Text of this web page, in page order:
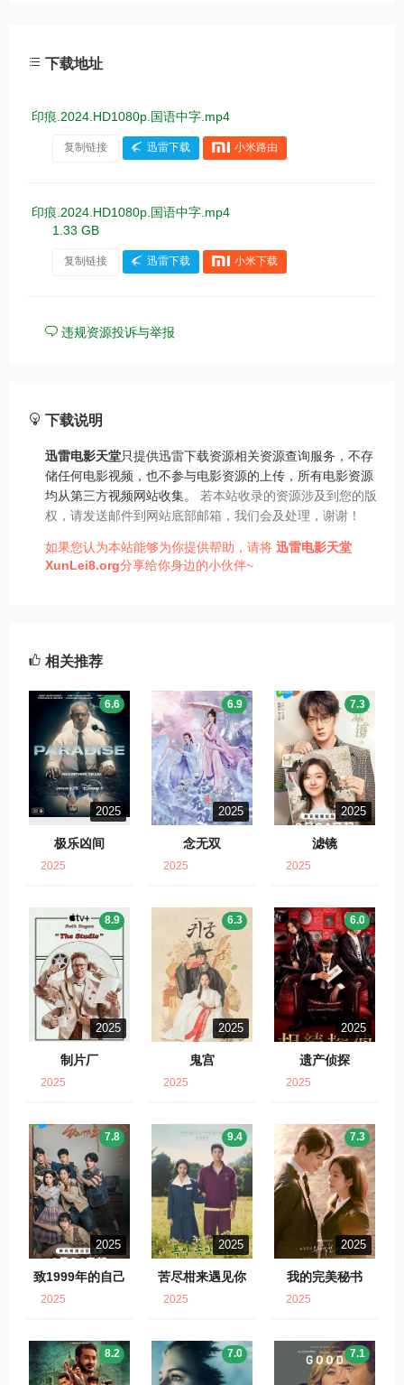
下载地址
印痕.2024.HD1080p.国语中字.mp4
复制链接 迅雷下载 小米路由
印痕.2024.HD1080p.国语中字.mp4
1.33 GB
复制链接 迅雷下载 小米下载
违规资源投诉与举报
下载说明
迅雷电影天堂只提供迅雷下载资源相关资源查询服务，不存
储任何电影视频，也不参与电影资源的上传，所有电影资源
均从第三方视频网站收集。 若本站收录的资源涉及到您的版
权，请发送邮件到网站底部邮箱，我们会及处理，谢谢！
如果您认为本站能够为你提供帮助，请将 迅雷电影天堂
XunLei8.org分享给你身边的小伙伴~
相关推荐
2025
极乐凶间
6.6
2025
2025
念无双
6.9
2025
2025
滤镜
7.3
2025
2025
制片厂
8.9
2025
2025
鬼宫
6.3
2025
2025
遗产侦探
6.0
2025
2025
致1999年的自己
7.8
2025
2025
苦尽柑来遇见你
9.4
2025
2025
我的完美秘书
7.3
2025
8.2 7.0 7.1